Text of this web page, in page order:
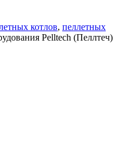
котлов, пеллетных
Pelltech (Пеллтеч)